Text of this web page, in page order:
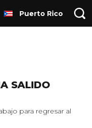
Puerto Rico
SALIDO
para regresar al